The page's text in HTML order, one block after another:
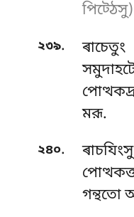
২৩৯.
মরূ.
২৪০.
গন্থতো